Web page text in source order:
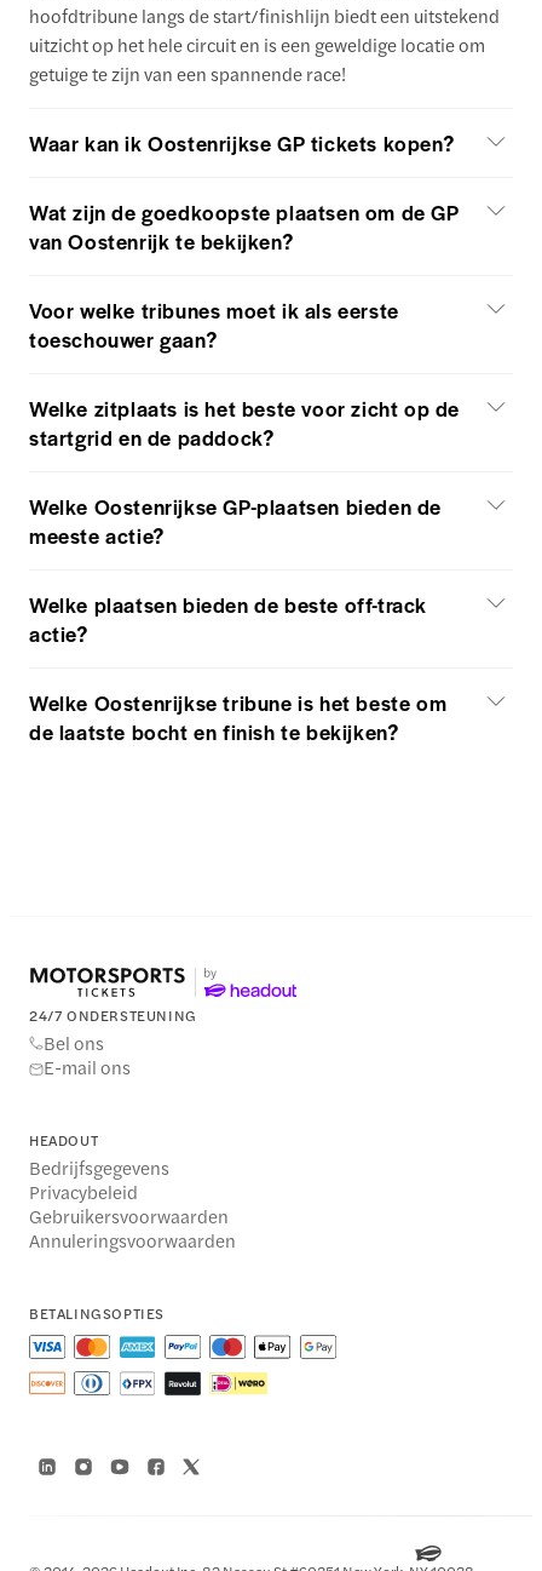
hoofdtribune langs de start/finishlijn biedt een uitstekend
uitzicht op het hele circuit en is een geweldige locatie om
getuige te zijn van een spannende race!
Waar kan ik Oostenrijkse GP tickets kopen?
Wat zijn de goedkoopste plaatsen om de GP
van Oostenrijk te bekijken?
Voor welke tribunes moet ik als eerste
toeschouwer gaan?
Welke zitplaats is het beste voor zicht op de
startgrid en de paddock?
Welke Oostenrijkse GP-plaatsen bieden de
meeste actie?
Welke plaatsen bieden de beste off-track
actie?
Welke Oostenrijkse tribune is het beste om
de laatste bocht en finish te bekijken?
24/7 ONDERSTEUNING
Bel ons
E-mail ons
HEADOUT
Bedrijfsgegevens
Privacybeleid
Gebruikersvoorwaarden
Annuleringsvoorwaarden
BETALINGSOPTIES